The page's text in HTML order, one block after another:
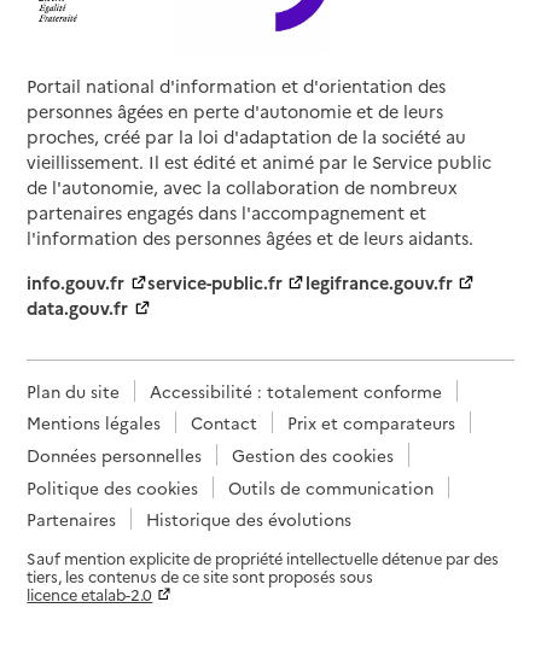
Portail national d'information et d'orientation des
personnes âgées en perte d'autonomie et de leurs
proches, créé par la loi d'adaptation de la société au
vieillissement. Il est édité et animé par le Service public
de l'autonomie, avec la collaboration de nombreux
partenaires engagés dans l'accompagnement et
l'information des personnes âgées et de leurs aidants.
info.gouv.fr
service-public.fr
legifrance.gouv.fr
data.gouv.fr
Plan du site
Accessibilité : totalement conforme
Mentions légales
Contact
Prix et comparateurs
Données personnelles
Gestion des cookies
Politique des cookies
Outils de communication
Partenaires
Historique des évolutions
Sauf mention explicite de propriété intellectuelle détenue par des
tiers, les contenus de ce site sont proposés sous
licence etalab-2.0